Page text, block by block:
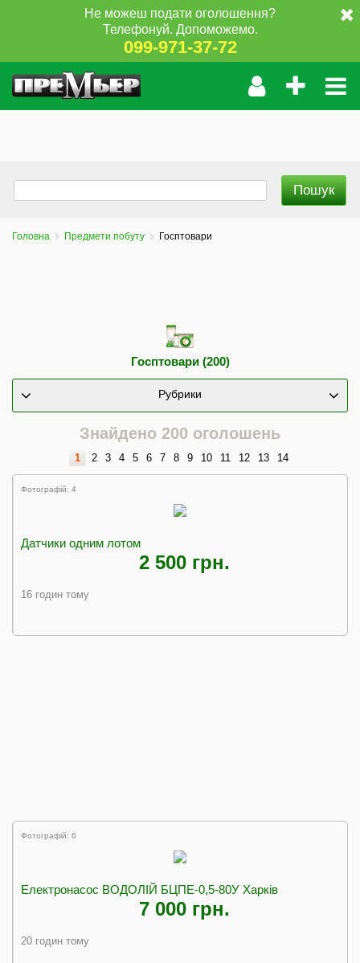
Не можеш подати оголошення?
Телефонуй. Допоможемо.
099-971-37-72
Головна Предмети побуту Госптовари
Госптовари (200)
Рубрики
Знайдено 200 оголошень
1 2 3 4 5 6 7 8 9 10 11 12 13 14
Фотографій: 4
Датчики одним лотом
2 500 грн.
16 годин тому
Фотографій: 6
Електронасос ВОДОЛІЙ БЦПЕ-0,5-80У Харків
7 000 грн.
20 годин тому